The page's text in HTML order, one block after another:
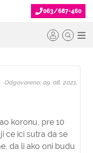
063/687-460
koronu, pre 10
ce ici sutra da se
da li ako oni budu
Odgovoreno: 09. 08. 2021.